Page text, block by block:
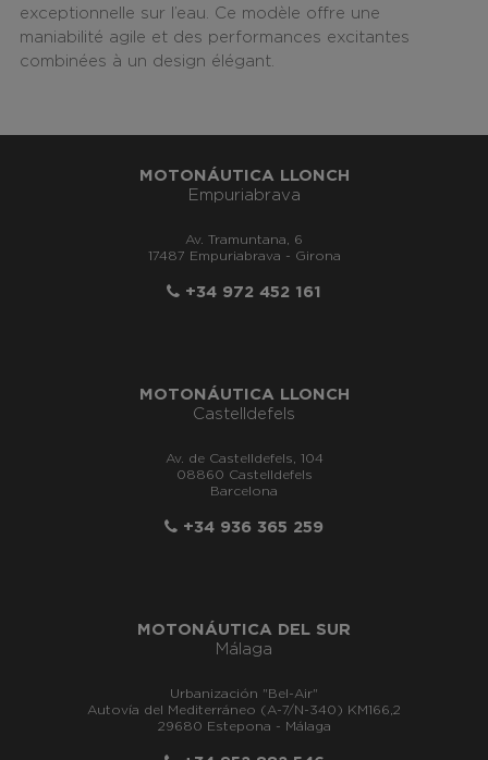
exceptionnelle sur l’eau. Ce modèle offre une
maniabilité agile et des performances excitantes
combinées à un design élégant.
MOTONÁUTICA LLONCH
Empuriabrava
Av. Tramuntana, 6
17487 Empuriabrava - Girona
+34 972 452 161
MOTONÁUTICA LLONCH
Castelldefels
Av. de Castelldefels, 104
08860 Castelldefels
Barcelona
+34 936 365 259
MOTONÁUTICA DEL SUR
Málaga
Urbanización "Bel-Air"
Autovía del Mediterráneo (A-7/N-340) KM166,2
29680 Estepona - Málaga